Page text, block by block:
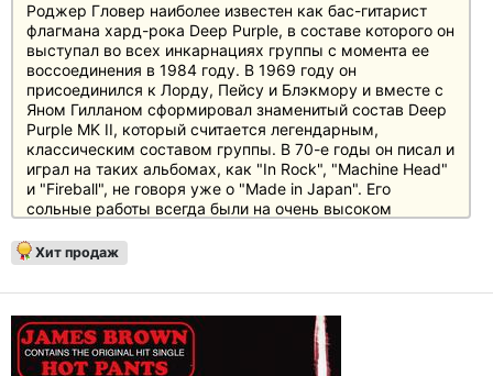
Роджер Гловер наиболее известен как бас-гитарист
флагмана хард-рока Deep Purple, в составе которого он
выступал во всех инкарнациях группы с момента ее
воссоединения в 1984 году. В 1969 году он
присоединился к Лорду, Пейсу и Блэкмору и вместе с
Яном Гилланом сформировал знаменитый состав Deep
Purple MK II, который считается легендарным,
классическим составом группы. В 70-е годы он писал и
играл на таких альбомах, как "In Rock", "Machine Head"
и "Fireball", не говоря уже о "Made in Japan". Его
сольные работы всегда были на очень высоком
басовые линии и музыкальный взгляд сформировали
знаменитое звучание Purple. После воссоединения
сотрясает мир новыми и старыми классическими
композициями Purple.
Хит продаж